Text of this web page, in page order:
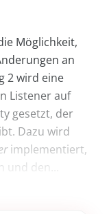
Möglichkeit,
an
2 wird eine
Listener auf
gesetzt, der
Dazu wird
implementiert,
den...